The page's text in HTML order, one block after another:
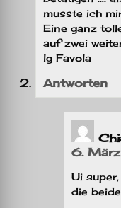
musste ich
Eine ganz
auf zwei
lg Favola
Antworten
6.
Ui
die